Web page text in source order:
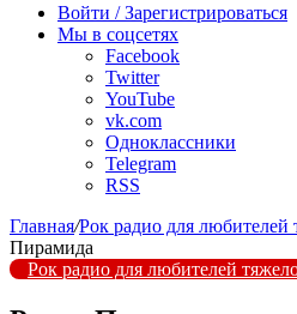
радио
Войти / Зарегистрироваться
Мы в соцсетях
Facebook
Twitter
YouTube
vk.com
Одноклассники
Telegram
RSS
Главная/Рок радио для любителей
Пирамида
Рок радио для любителей